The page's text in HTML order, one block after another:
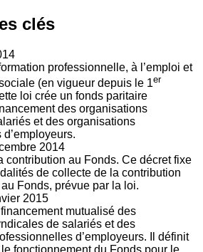
clés
professionnelle, à l’emploi et
(en vigueur depuis le 1er
loi crée un fonds paritaire
des organisations
et des organisations
2014
contribution au Fonds. Ce décret fixe
de collecte de la contribution
Fonds, prévue par la loi.
2015
mutualisé des
de salariés et des
d’employeurs. Il définit